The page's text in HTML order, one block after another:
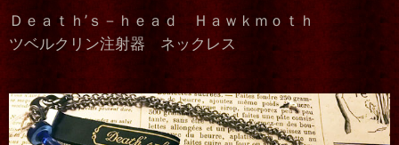
Ｄｅａｔｈ’ｓ－ｈｅａｄ Ｈａｗｋｍｏｔｈ
ツベルクリン注射器 ネックレス